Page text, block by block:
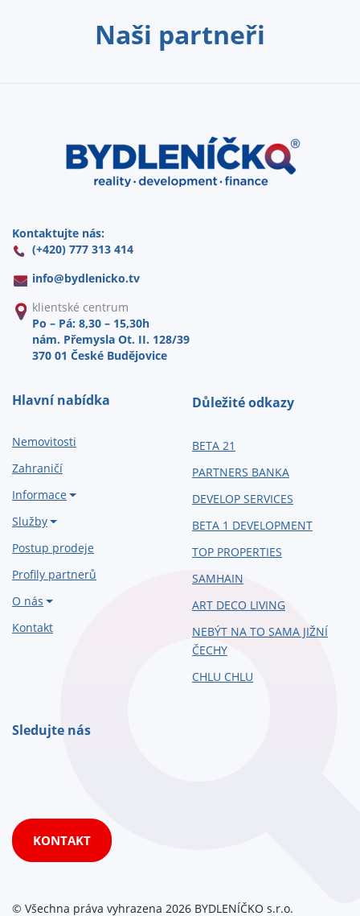
Naši partneři
Kontaktujte nás:
(+420) 777 313 414
info@bydlenicko.tv
klientské centrum
Po – Pá: 8,30 – 15,30h
nám. Přemysla Ot. II. 128/39
370 01 České Budějovice
Hlavní nabídka
Nemovitosti
Zahraničí
Informace
Služby
Postup prodeje
Profily partnerů
O nás
Kontakt
Důležité odkazy
BETA 21
PARTNERS BANKA
DEVELOP SERVICES
BETA 1 DEVELOPMENT
TOP PROPERTIES
SAMHAIN
ART DECO LIVING
NEBÝT NA TO SAMA JIŽNÍ
ČECHY
CHLU CHLU
Sledujte nás
KONTAKT
© Všechna práva vyhrazena 2026 BYDLENÍČKO s.r.o.